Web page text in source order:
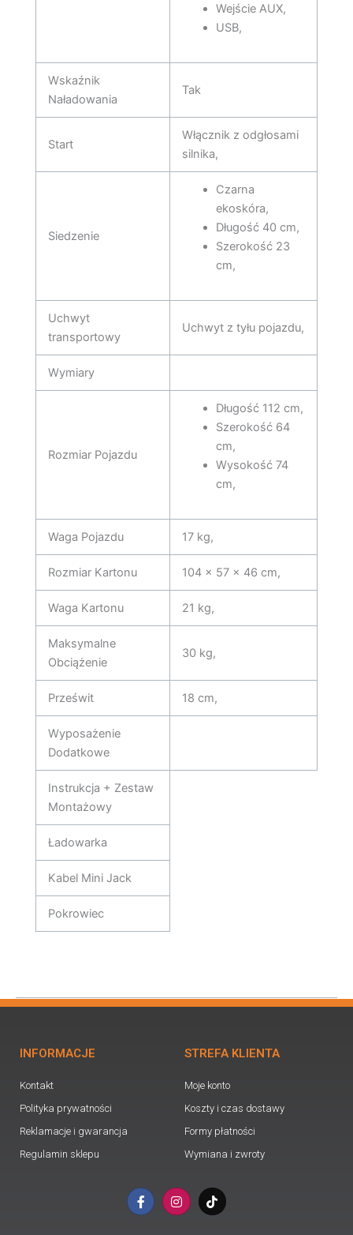
Wejście AUX,
USB,
Wskaźnik
Naładowania
Tak
Start
Włącznik z odgłosami
silnika,
Siedzenie
Czarna
ekoskóra,
Długość 40 cm,
Szerokość 23
cm,
Uchwyt
transportowy
Uchwyt z tyłu pojazdu,
Wymiary
Rozmiar Pojazdu
Długość 112 cm,
Szerokość 64
cm,
Wysokość 74
cm,
Waga Pojazdu 17 kg,
Rozmiar Kartonu 104 x 57 x 46 cm,
Waga Kartonu 21 kg,
Maksymalne
Obciążenie
30 kg,
Prześwit 18 cm,
Wyposażenie
Dodatkowe
Instrukcja + Zestaw
Montażowy
Ładowarka
Kabel Mini Jack
Pokrowiec
INFORMACJE
Kontakt
Polityka prywatności
Reklamacje i gwarancja
Regulamin sklepu
STREFA KLIENTA
Moje konto
Koszty i czas dostawy
Formy płatności
Wymiana i zwroty
F
a
c
I
n
s
T
i
k